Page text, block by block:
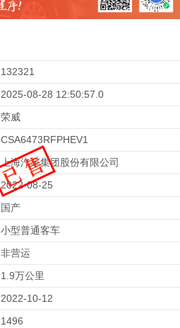
132321
2025-08-28 12:50:57.0
荣威
CSA6473RFPHEV1
上海汽车集团股份有限公司
2022-08-25
国产
小型普通客车
非营运
1.9万公里
2022-10-12
1496